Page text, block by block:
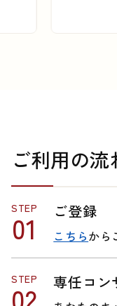
ご利用の流
STEP ご登録
こちらから
STEP 専任コン